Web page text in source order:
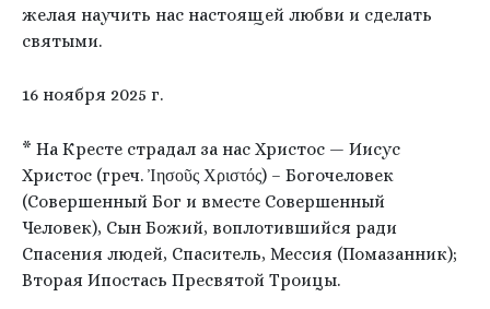
желая научить нас настоящей любви и сделать
святыми.
16 ноября 2025 г.
* На Кресте страдал за нас Христос — Иисус
Христос (греч. Ἰησοῦς Χριστός) – Богочеловек
(Совершенный Бог и вместе Совершенный
Человек), Сын Божий, воплотившийся ради
Спасения людей, Спаситель, Мессия (Помазанник);
Вторая Ипостась Пресвятой Троицы.